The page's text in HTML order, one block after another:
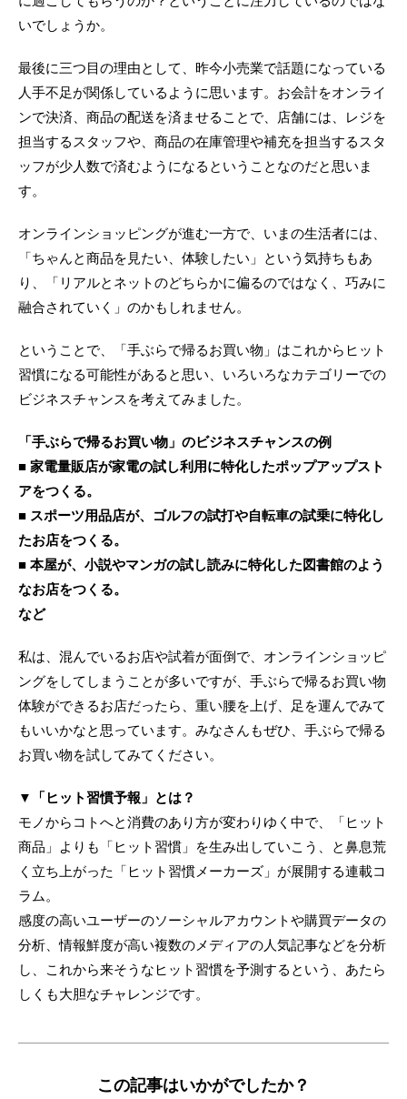
いでしょうか。
最後に三つ目の理由として、昨今小売業で話題になっている
人手不足が関係しているように思います。お会計をオンライ
ンで決済、商品の配送を済ませることで、店舗には、レジを
担当するスタッフや、商品の在庫管理や補充を担当するスタ
ッフが少人数で済むようになるということなのだと思いま
す。
オンラインショッピングが進む一方で、いまの生活者には、
「ちゃんと商品を見たい、体験したい」という気持ちもあ
り、「リアルとネットのどちらかに偏るのではなく、巧みに
融合されていく」のかもしれません。
ということで、「手ぶらで帰るお買い物」はこれからヒット
習慣になる可能性があると思い、いろいろなカテゴリーでの
ビジネスチャンスを考えてみました。
「手ぶらで帰るお買い物」のビジネスチャンスの例
■ 家電量販店が家電の試し利用に特化したポップアップスト
アをつくる。
■ スポーツ用品店が、ゴルフの試打や自転車の試乗に特化し
たお店をつくる。
■ 本屋が、小説やマンガの試し読みに特化した図書館のよう
なお店をつくる。
など
私は、混んでいるお店や試着が面倒で、オンラインショッピ
ングをしてしまうことが多いですが、手ぶらで帰るお買い物
体験ができるお店だったら、重い腰を上げ、足を運んでみて
もいいかなと思っています。みなさんもぜひ、手ぶらで帰る
お買い物を試してみてください。
▼「ヒット習慣予報」とは？
モノからコトへと消費のあり方が変わりゆく中で、「ヒット
商品」よりも「ヒット習慣」を生み出していこう、と鼻息荒
く立ち上がった「ヒット習慣メーカーズ」が展開する連載コ
ラム。
感度の高いユーザーのソーシャルアカウントや購買データの
分析、情報鮮度が高い複数のメディアの人気記事などを分析
し、これから来そうなヒット習慣を予測するという、あたら
しくも大胆なチャレンジです。
この記事はいかがでしたか？